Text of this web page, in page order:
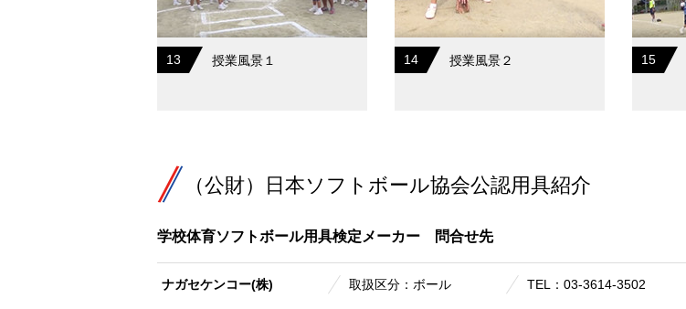
13 授業風景１ 14 授業風景２ 15
（公財）日本ソフトボール協会公認用具紹介
学校体育ソフトボール用具検定メーカー 問合せ先
ナガセケンコー(株) 取扱区分：ボール TEL：03-3614-3502